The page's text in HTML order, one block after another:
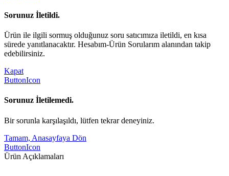
Sorunuz İletildi.
Ürün ile ilgili sormuş olduğunuz soru satıcımıza iletildi, en kısa
sürede yanıtlanacaktır. Hesabım-Ürün Sorularım alanından takip
edebilirsiniz.
Kapat
ButtonIcon
Sorunuz İletilemedi.
Bir sorunla karşılaşıldı, lütfen tekrar deneyiniz.
Tamam, Anasayfaya Dön
ButtonIcon
Ürün Açıklamaları